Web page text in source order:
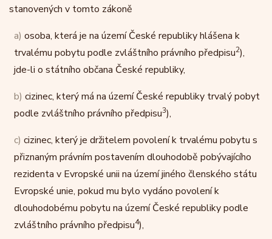
stanovených v tomto zákoně
a) osoba, která je na území České republiky hlášena k
trvalému pobytu podle zvláštního právního předpisu2),
jde-li o státního občana České republiky,
b) cizinec, který má na území České republiky trvalý pobyt
podle zvláštního právního předpisu3),
c) cizinec, který je držitelem povolení k trvalému pobytu s
přiznaným právním postavením dlouhodobě pobývajícího
rezidenta v Evropské unii na území jiného členského státu
Evropské unie, pokud mu bylo vydáno povolení k
dlouhodobému pobytu na území České republiky podle
zvláštního právního předpisu4),